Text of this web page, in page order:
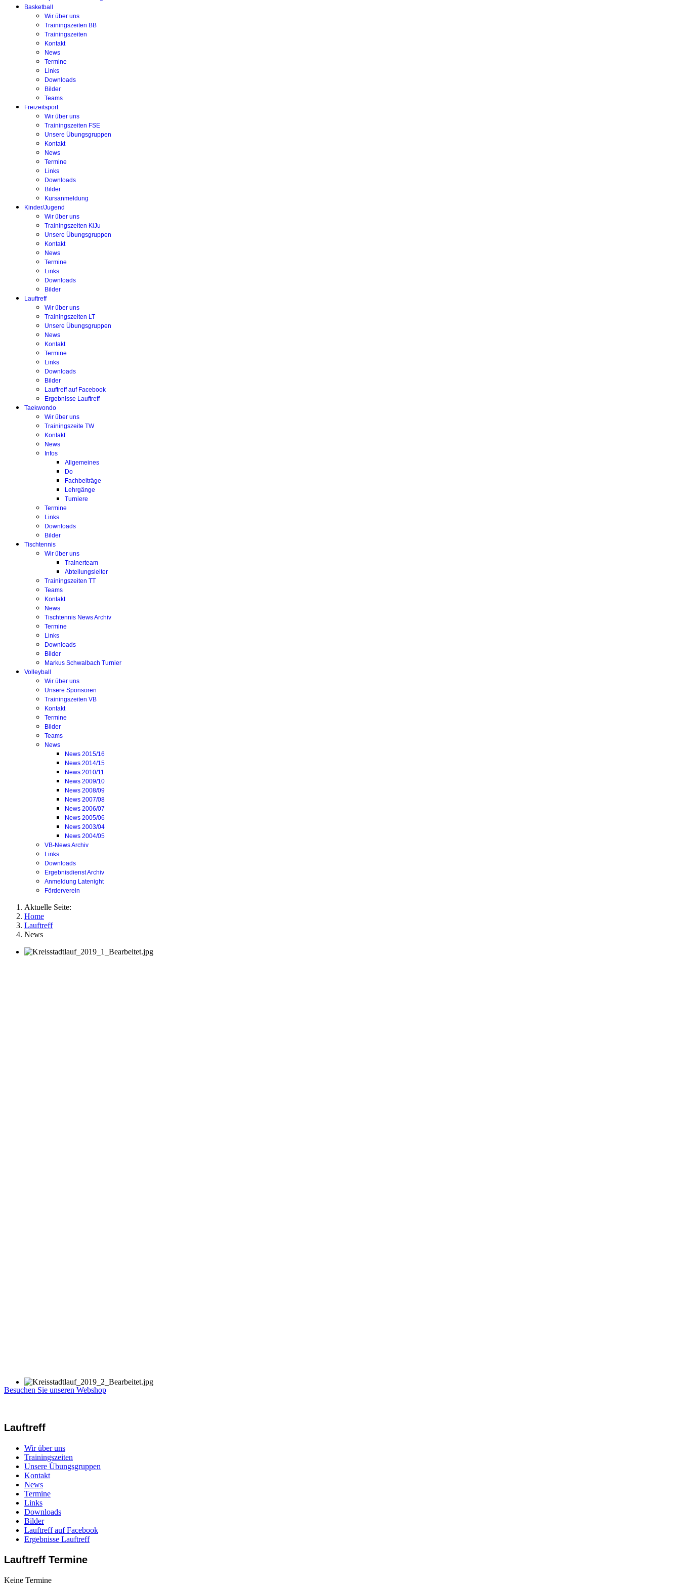
Basketball
Wir über uns
Trainingszeiten BB
Trainingszeiten
Kontakt
News
Termine
Links
Downloads
Bilder
Teams
Freizeitsport
Wir über uns
Trainingszeiten FSE
Unsere Übungsgruppen
Kontakt
News
Termine
Links
Downloads
Bilder
Kursanmeldung
Kinder/Jugend
Wir über uns
Trainingszeiten KiJu
Unsere Übungsgruppen
Kontakt
News
Termine
Links
Downloads
Bilder
Lauftreff
Wir über uns
Trainingszeiten LT
Unsere Übungsgruppen
News
Kontakt
Termine
Links
Downloads
Bilder
Lauftreff auf Facebook
Ergebnisse Lauftreff
Taekwondo
Wir über uns
Trainingszeite TW
Kontakt
News
Infos
Allgemeines
Do
Fachbeiträge
Lehrgänge
Turniere
Termine
Links
Downloads
Bilder
Tischtennis
Wir über uns
Trainerteam
Abteilungsleiter
Trainingszeiten TT
Teams
Kontakt
News
Tischtennis News Archiv
Termine
Links
Downloads
Bilder
Markus Schwalbach Turnier
Volleyball
Wir über uns
Unsere Sponsoren
Trainingszeiten VB
Kontakt
Termine
Bilder
Teams
News
News 2015/16
News 2014/15
News 2010/11
News 2009/10
News 2008/09
News 2007/08
News 2006/07
News 2005/06
News 2003/04
News 2004/05
VB-News Archiv
Links
Downloads
Ergebnisdienst Archiv
Anmeldung Latenight
Förderverein
Aktuelle Seite:
Home
Lauftreff
News
Besuchen Sie unseren Webshop
Lauftreff
Wir über uns
Trainingszeiten
Unsere Übungsgruppen
Kontakt
News
Termine
Links
Downloads
Bilder
Lauftreff auf Facebook
Ergebnisse Lauftreff
Lauftreff Termine
Keine Termine